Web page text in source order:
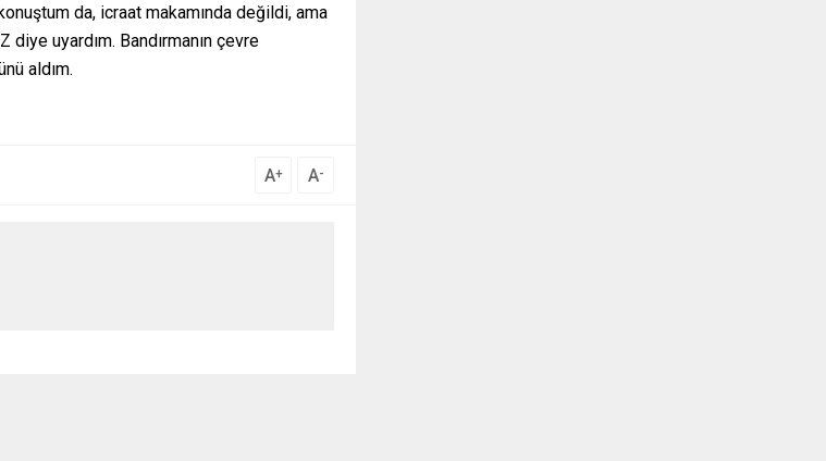
da, icraat makamında değildi, ama
uyardım. Bandırmanın çevre
aldım.
A+ A-